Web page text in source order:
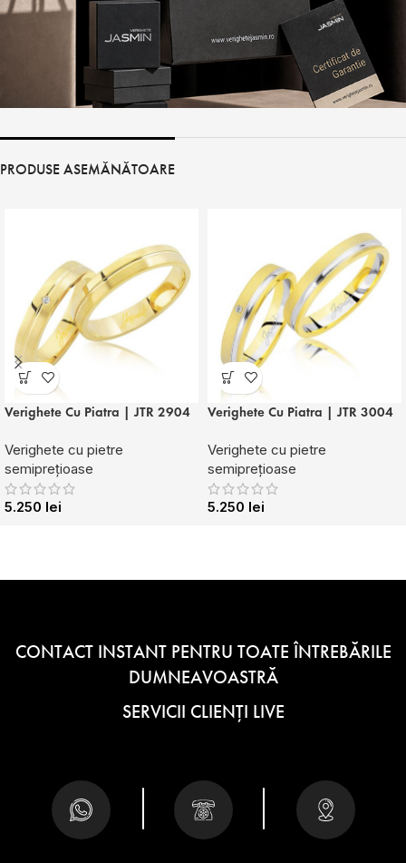
PRODUSE ASEMĂNĂTOARE
Verighete Cu Piatra | JTR 2904
Verighete cu pietre
semiprețioase
5.250 lei
Verighete Cu Piatra | JTR 3004
Verighete cu pietre
semiprețioase
5.250 lei
CONTACT INSTANT PENTRU TOATE ÎNTREBĂRILE
DUMNEAVOASTRĂ
SERVICII CLIENȚI LIVE